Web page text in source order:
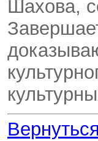
Шахова,